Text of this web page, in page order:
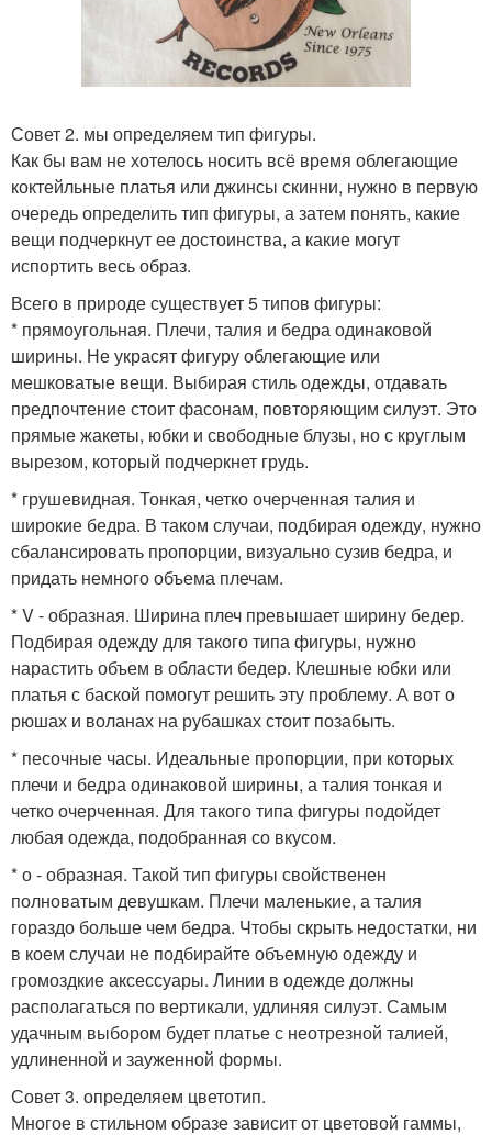
Совет 2. мы определяем тип фигуры.
Как бы вам не хотелось носить всё время облегающие
коктейльные платья или джинсы скинни, нужно в первую
очередь определить тип фигуры, а затем понять, какие
вещи подчеркнут ее достоинства, а какие могут
испортить весь образ.
Всего в природе существует 5 типов фигуры:
* прямоугольная. Плечи, талия и бедра одинаковой
ширины. Не украсят фигуру облегающие или
мешковатые вещи. Выбирая стиль одежды, отдавать
предпочтение стоит фасонам, повторяющим силуэт. Это
прямые жакеты, юбки и свободные блузы, но с круглым
вырезом, который подчеркнет грудь.
* грушевидная. Тонкая, четко очерченная талия и
широкие бедра. В таком случаи, подбирая одежду, нужно
сбалансировать пропорции, визуально сузив бедра, и
придать немного объема плечам.
* V - образная. Ширина плеч превышает ширину бедер.
Подбирая одежду для такого типа фигуры, нужно
нарастить объем в области бедер. Клешные юбки или
платья с баской помогут решить эту проблему. А вот о
рюшах и воланах на рубашках стоит позабыть.
* песочные часы. Идеальные пропорции, при которых
плечи и бедра одинаковой ширины, а талия тонкая и
четко очерченная. Для такого типа фигуры подойдет
любая одежда, подобранная со вкусом.
* о - образная. Такой тип фигуры свойственен
полноватым девушкам. Плечи маленькие, а талия
гораздо больше чем бедра. Чтобы скрыть недостатки, ни
в коем случаи не подбирайте объемную одежду и
громоздкие аксессуары. Линии в одежде должны
располагаться по вертикали, удлиняя силуэт. Самым
удачным выбором будет платье с неотрезной талией,
удлиненной и зауженной формы.
Совет 3. определяем цветотип.
Многое в стильном образе зависит от цветовой гаммы,